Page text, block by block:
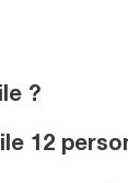
?
12